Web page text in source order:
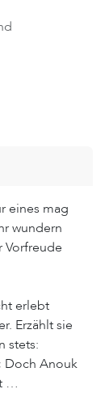
eines mag
wundern
Vorfreude
erlebt
Erzählt sie
stets:
Doch Anouk
…